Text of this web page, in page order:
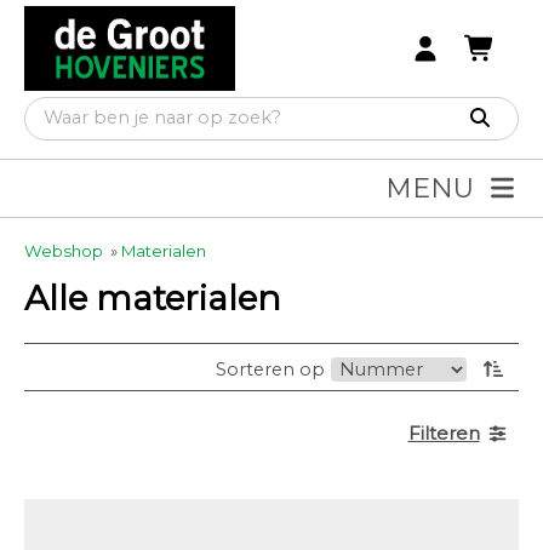
MENU
Webshop » Materialen
Alle materialen
Sorteren op
Filteren